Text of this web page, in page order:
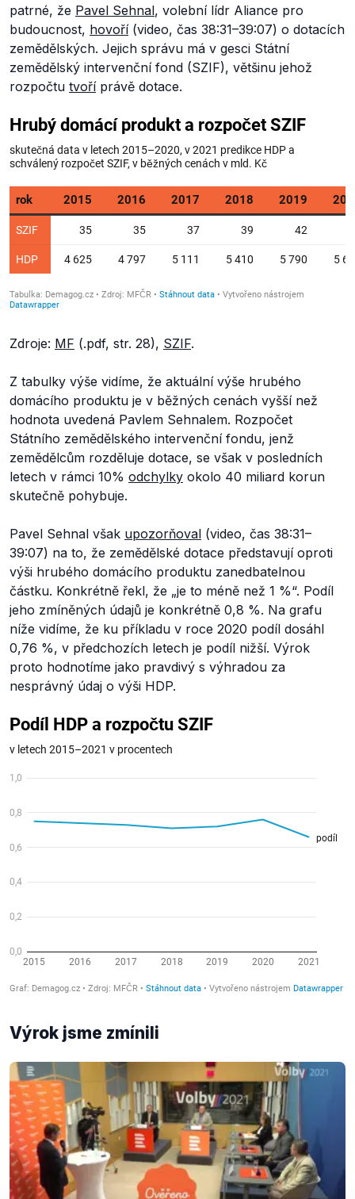
patrné, že Pavel Sehnal, volební lídr Aliance pro
budoucnost, hovoří(video, čas 38:31–39:07) o dotacích
zemědělských. Jejich správu má v gesci Státní
zemědělský intervenční fond (SZIF), většinu jehož
rozpočtu tvoříprávě dotace.
Zdroje: MF (.pdf, str. 28), SZIF.
Z tabulky výše vidíme, že aktuální výše hrubého
domácího produktu je v běžných cenách vyšší než
hodnota uvedená Pavlem Sehnalem. Rozpočet
Státního zemědělského intervenční fondu, jenž
zemědělcům rozděluje dotace, se však v posledních
letech v rámci 10% odchylky okolo 40 miliard korun
skutečně pohybuje.
Pavel Sehnal však upozorňoval (video, čas 38:31–
39:07) na to, že zemědělské dotace představují oproti
výši hrubého domácího produktu zanedbatelnou
částku. Konkrétně řekl, že „je to méně než 1 %“. Podíl
jeho zmíněných údajů je konkrétně 0,8 %. Na grafu
níže vidíme, že ku příkladu v roce 2020 podíl dosáhl
0,76 %, v předchozích letech je podíl nižší. Výrok
proto hodnotíme jako pravdivý s výhradou za
nesprávný údaj o výši HDP.
Výrok jsme zmínili